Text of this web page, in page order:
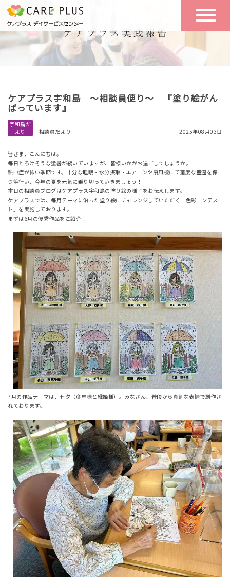
こんな方に
おすすめ
一日の流れ
一日体験
空き状況
実践報告
リクルート
ケアプラス宇和島 ～相談員便り～ 『塗り絵がん
ばっています』
宇和島だ
より
相談員だより 2025年08月03日
皆さま、こんにちは。
毎日とろけそうな猛暑が続いていますが、皆様いかがお過ごしでしょうか。
熱中症が怖い季節です。十分な睡眠・水分摂取・エアコンや扇風機にて適度な室温を保
つ等行い、今年の夏を元気に乗り切っていきましょう！
本日の相談員ブログはケアプラス宇和島の塗り絵の様子をお伝えします。
ケアプラスでは、毎月テーマに沿った塗り絵にチャレンジしていただく「色彩コンテス
ト」を実施しております。
まずは6月の優秀作品をご紹介！
7月の作品テーマは、七夕（彦星様と織姫様）。みなさん、普段から真剣な表情で創作さ
れております。